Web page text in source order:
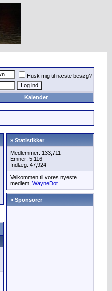
Husk mig til næste besøg?
Kalender
» Statistikker
Medlemmer: 133,711
Emner: 5,116
Indlæg: 47,924
Velkommen til vores nyeste
medlem, WayneDot
» Sponsorer